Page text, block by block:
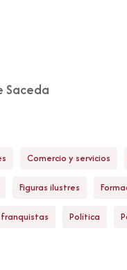
Saceda
Comercio y servicios
Figuras ilustres
Política